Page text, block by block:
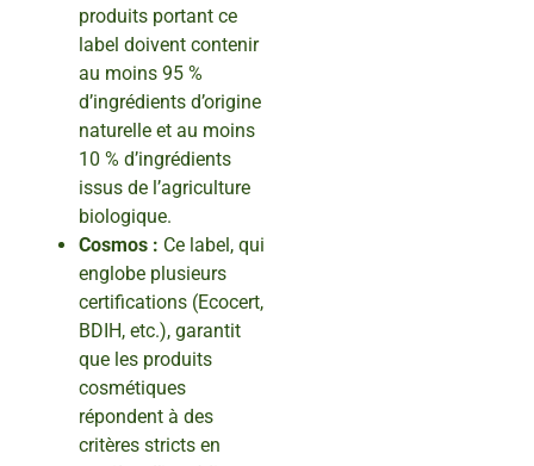
produits portant ce
label doivent contenir
au moins 95 %
d’ingrédients d’origine
naturelle et au moins
10 % d’ingrédients
issus de l’agriculture
biologique.
Cosmos : Ce label, qui
englobe plusieurs
certifications (Ecocert,
BDIH, etc.), garantit
que les produits
cosmétiques
répondent à des
critères stricts en